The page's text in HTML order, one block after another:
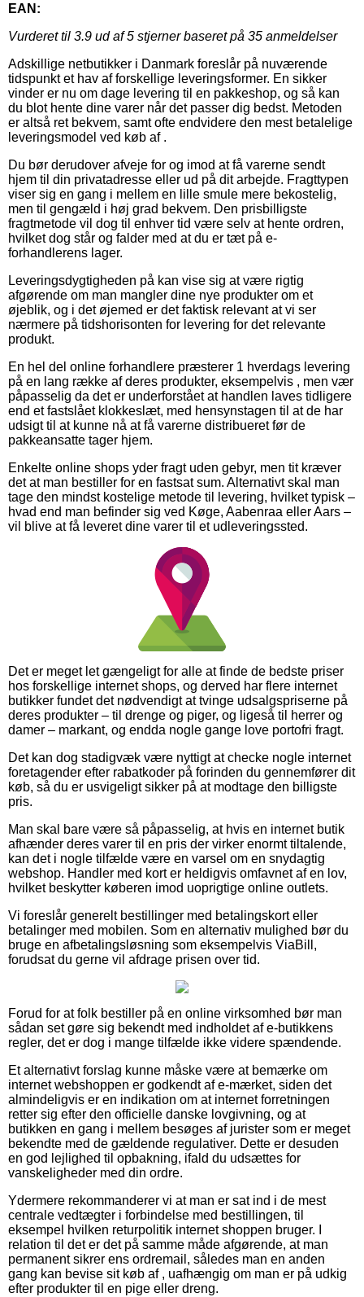
EAN:
Vurderet til 3.9 ud af 5 stjerner baseret på 35 anmeldelser
Adskillige netbutikker i Danmark foreslår på nuværende
tidspunkt et hav af forskellige leveringsformer. En sikker
vinder er nu om dage levering til en pakkeshop, og så kan
du blot hente dine varer når det passer dig bedst. Metoden
er altså ret bekvem, samt ofte endvidere den mest betalelige
leveringsmodel ved køb af .
Du bør derudover afveje for og imod at få varerne sendt
hjem til din privatadresse eller ud på dit arbejde. Fragttypen
viser sig en gang i mellem en lille smule mere bekostelig,
men til gengæld i høj grad bekvem. Den prisbilligste
fragtmetode vil dog til enhver tid være selv at hente ordren,
hvilket dog står og falder med at du er tæt på e-
forhandlerens lager.
Leveringsdygtigheden på kan vise sig at være rigtig
afgørende om man mangler dine nye produkter om et
øjeblik, og i det øjemed er det faktisk relevant at vi ser
nærmere på tidshorisonten for levering for det relevante
produkt.
En hel del online forhandlere præsterer 1 hverdags levering
på en lang række af deres produkter, eksempelvis , men vær
påpasselig da det er underforstået at handlen laves tidligere
end et fastslået klokkeslæt, med hensynstagen til at de har
udsigt til at kunne nå at få varerne distribueret før de
pakkeansatte tager hjem.
Enkelte online shops yder fragt uden gebyr, men tit kræver
det at man bestiller for en fastsat sum. Alternativt skal man
tage den mindst kostelige metode til levering, hvilket typisk –
hvad end man befinder sig ved Køge, Aabenraa eller Aars –
vil blive at få leveret dine varer til et udleveringssted.
Det er meget let gængeligt for alle at finde de bedste priser
hos forskellige internet shops, og derved har flere internet
butikker fundet det nødvendigt at tvinge udsalgspriserne på
deres produkter – til drenge og piger, og ligeså til herrer og
damer – markant, og endda nogle gange love portofri fragt.
Det kan dog stadigvæk være nyttigt at checke nogle internet
foretagender efter rabatkoder på forinden du gennemfører dit
køb, så du er usvigeligt sikker på at modtage den billigste
pris.
Man skal bare være så påpasselig, at hvis en internet butik
afhænder deres varer til en pris der virker enormt tiltalende,
kan det i nogle tilfælde være en varsel om en snydagtig
webshop. Handler med kort er heldigvis omfavnet af en lov,
hvilket beskytter køberen imod uoprigtige online outlets.
Vi foreslår generelt bestillinger med betalingskort eller
betalinger med mobilen. Som en alternativ mulighed bør du
bruge en afbetalingsløsning som eksempelvis ViaBill,
forudsat du gerne vil afdrage prisen over tid.
Forud for at folk bestiller på en online virksomhed bør man
sådan set gøre sig bekendt med indholdet af e-butikkens
regler, det er dog i mange tilfælde ikke videre spændende.
Et alternativt forslag kunne måske være at bemærke om
internet webshoppen er godkendt af e-mærket, siden det
almindeligvis er en indikation om at internet forretningen
retter sig efter den officielle danske lovgivning, og at
butikken en gang i mellem besøges af jurister som er meget
bekendte med de gældende regulativer. Dette er desuden
en god lejlighed til opbakning, ifald du udsættes for
vanskeligheder med din ordre.
Ydermere rekommanderer vi at man er sat ind i de mest
centrale vedtægter i forbindelse med bestillingen, til
eksempel hvilken returpolitik internet shoppen bruger. I
relation til det er det på samme måde afgørende, at man
permanent sikrer ens ordremail, således man en anden
gang kan bevise sit køb af , uafhængig om man er på udkig
efter produkter til en pige eller dreng.